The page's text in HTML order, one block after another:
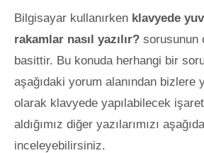
Bilgisayar kullanırken klavyede
rakamlar nasıl yazılır? sorusunun
basittir. Bu konuda herhangi bir
aşağıdaki yorum alanından bizlere
olarak klavyede yapılabilecek
aldığımız diğer yazılarımızı
inceleyebilirsiniz.